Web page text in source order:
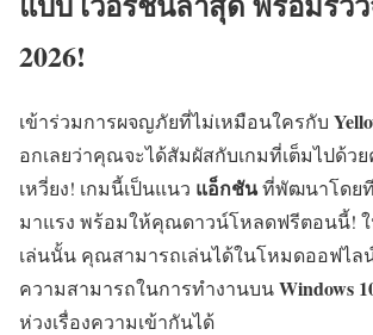
2026!
เข้าร่วมการผจญภัยที่ไม่เหมือนใครกับ
อกเลยว่าคุณจะได้สัมผัสกับเกมที่เต็มไปด้ว
เหวี่ยง! เกมนี้เป็นแนว แอ็กชันที่พัฒนาโดย
มาแรง พร้อมให้คุณดาวน์โหลดฟรีตอนนี้!
เล่นนั้น คุณสามารถเล่นได้ในโหมดออฟไล
ความสามารถในการทำงานบนWindows
ห่วงเรื่องความเข้ากันได้